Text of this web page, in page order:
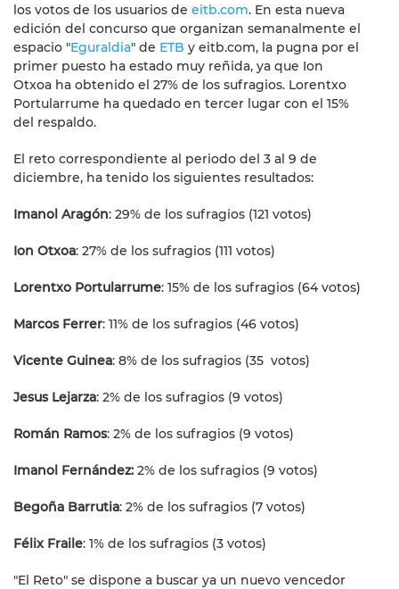
los votos de los usuarios de eitb.com. En esta nueva
edición del concurso que organizan semanalmente el
espacio "Eguraldia" de ETB y eitb.com, la pugna por el
primer puesto ha estado muy reñida, ya que Ion
Otxoa ha obtenido el 27% de los sufragios. Lorentxo
Portularrume ha quedado en tercer lugar con el 15%
del respaldo.
El reto correspondiente al periodo del 3 al 9 de
diciembre, ha tenido los siguientes resultados:
Imanol Aragón: 29% de los sufragios (121 votos)
Ion Otxoa: 27% de los sufragios (111 votos)
Lorentxo Portularrume: 15% de los sufragios (64 votos)
Marcos Ferrer: 11% de los sufragios (46 votos)
Vicente Guinea: 8% de los sufragios (35 votos)
Jesus Lejarza: 2% de los sufragios (9 votos)
Román Ramos: 2% de los sufragios (9 votos)
Imanol Fernández: 2% de los sufragios (9 votos)
Begoña Barrutia: 2% de los sufragios (7 votos)
Félix Fraile: 1% de los sufragios (3 votos)
"El Reto" se dispone a buscar ya un nuevo vencedor